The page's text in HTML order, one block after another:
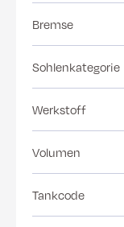
Bremse
Sohlenkategorie
Werkstoff
Volumen
Tankcode